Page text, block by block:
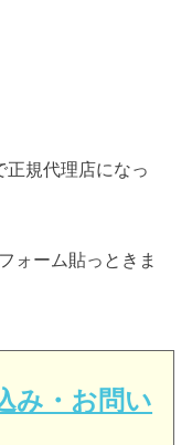
規代理店になっ
ォーム貼っときま
み・お問い